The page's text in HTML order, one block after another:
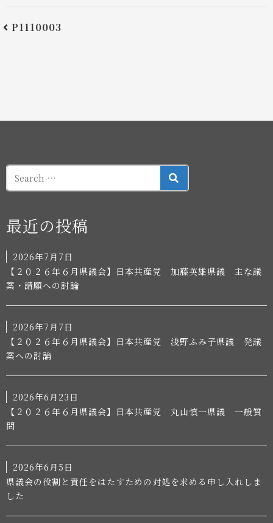
P1110003
SEARCH
最近の投稿
2026年7月7日
【２０２６年６月県議会】日本共産党 加藤英雄県議 主な議
案・請願への討論
2026年7月7日
【２０２６年６月県議会】日本共産党 浅野ふみ子県議 発議
案への討論
2026年6月23日
【２０２６年６月県議会】日本共産党 丸山慎一県議 一般質
問
2026年6月5日
県議会の役割と責任をはたすための対処を求める申し入れしま
した